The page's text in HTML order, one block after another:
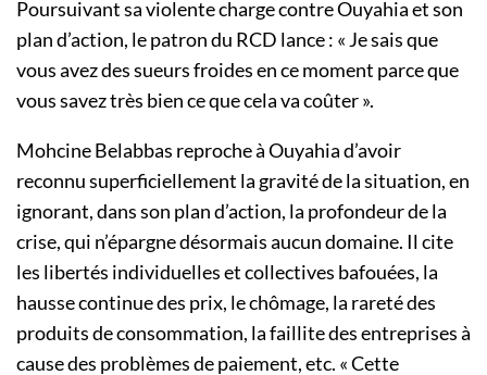
Poursuivant sa violente charge contre Ouyahia et son
plan d’action, le patron du RCD lance : « Je sais que
vous avez des sueurs froides en ce moment parce que
vous savez très bien ce que cela va coûter ».
Mohcine Belabbas reproche à Ouyahia d’avoir
reconnu superficiellement la gravité de la situation, en
ignorant, dans son plan d’action, la profondeur de la
crise, qui n’épargne désormais aucun domaine. Il cite
les libertés individuelles et collectives bafouées, la
hausse continue des prix, le chômage, la rareté des
produits de consommation, la faillite des entreprises à
cause des problèmes de paiement, etc. « Cette